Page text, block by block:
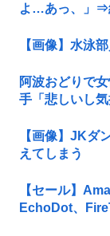
よ…あっ、」⇒
【画像】水泳
阿波おどりで
手「悲しいし
【画像】JKダ
えてしまう
【セール】
EchoDot、